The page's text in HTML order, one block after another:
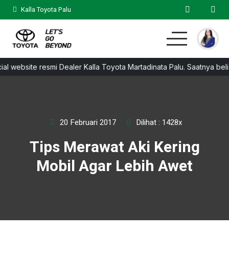
Kalla Toyota Palu
Home MPV Hatchback SUV Sedan Test Drive
website resmi Dealer Kalla Toyota Martadinata Palu. Saatnya
20 Februari 2017 Dilihat : 1428x
Tips Merawat Aki Kering
Mobil Agar Lebih Awet